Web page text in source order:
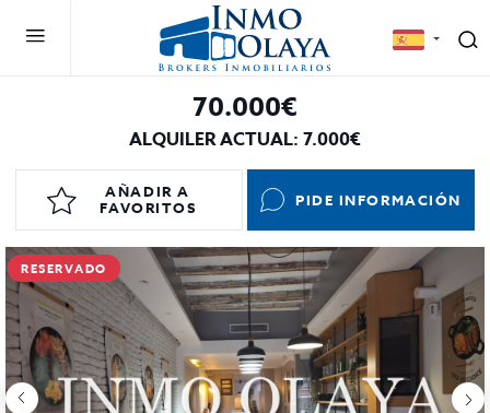
70.000€
ALQUILER ACTUAL: 7.000€
AÑADIR A
FAVORITOS
PIDE INFORMACIÓN
RESERVADO